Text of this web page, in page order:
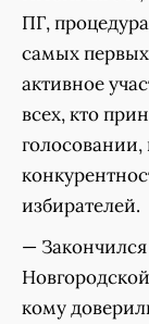
ПГ,
самых
активное
всех, кто
избирателей.
—
кому